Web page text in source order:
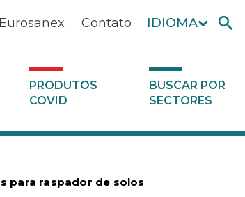
IDIOMA
Contato
Eurosanex
PRODUTOS
COVID
BUSCAR POR
SECTORES
para raspador de solos